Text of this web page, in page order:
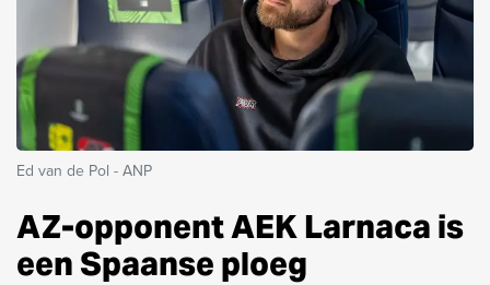
Ed van de Pol - ANP
AZ-opponent AEK Larnaca is
een Spaanse ploeg